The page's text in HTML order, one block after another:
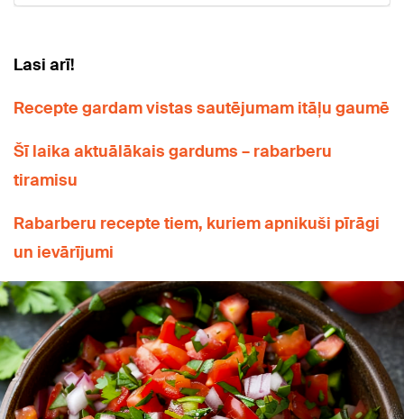
Lasi arī!
Recepte gardam vistas sautējumam itāļu gaumē
Šī laika aktuālākais gardums – rabarberu
tiramisu
Rabarberu recepte tiem, kuriem apnikuši pīrāgi
un ievārījumi